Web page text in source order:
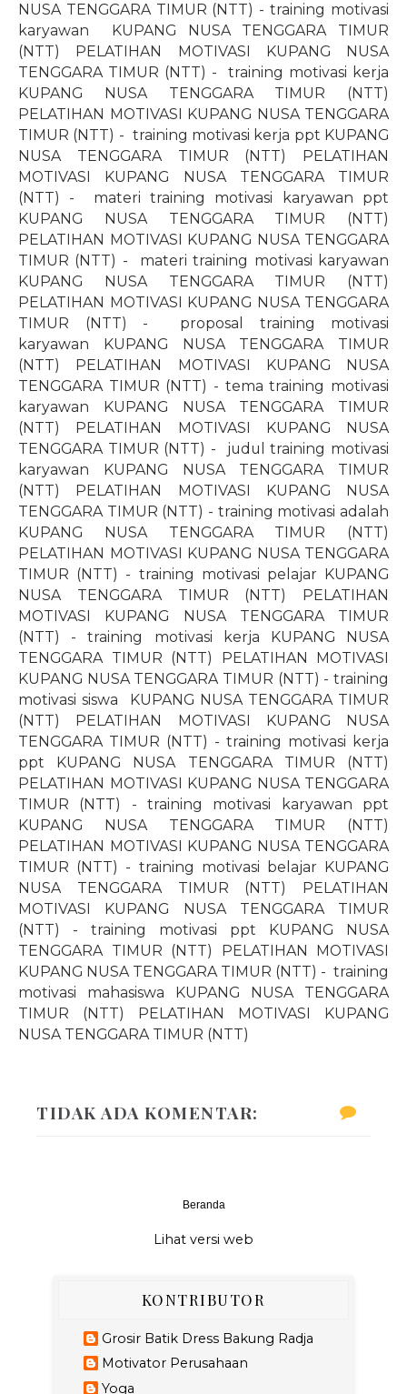
NUSA TENGGARA TIMUR (NTT) - training motivasi
karyawan
KUPANG NUSA TENGGARA TIMUR
(NTT) PELATIHAN MOTIVASI KUPANG NUSA
TENGGARA TIMUR (NTT) -
training motivasi kerja
KUPANG NUSA TENGGARA TIMUR (NTT)
PELATIHAN MOTIVASI KUPANG NUSA TENGGARA
TIMUR (NTT) - training motivasi kerja ppt KUPANG
NUSA TENGGARA TIMUR (NTT) PELATIHAN
MOTIVASI KUPANG NUSA TENGGARA TIMUR
(NTT) -
materi training motivasi karyawan ppt
KUPANG NUSA TENGGARA TIMUR (NTT)
PELATIHAN MOTIVASI KUPANG NUSA TENGGARA
TIMUR (NTT) -
materi training motivasi karyawan
KUPANG NUSA TENGGARA TIMUR (NTT)
PELATIHAN MOTIVASI KUPANG NUSA TENGGARA
TIMUR (NTT) -
proposal training motivasi
karyawan KUPANG NUSA TENGGARA TIMUR
(NTT) PELATIHAN MOTIVASI KUPANG NUSA
TENGGARA TIMUR (NTT) - tema training motivasi
karyawan KUPANG NUSA TENGGARA TIMUR
(NTT) PELATIHAN MOTIVASI KUPANG NUSA
TENGGARA TIMUR (NTT) -
judul training motivasi
karyawan KUPANG NUSA TENGGARA TIMUR
(NTT) PELATIHAN MOTIVASI KUPANG NUSA
TENGGARA TIMUR (NTT) - training motivasi adalah
KUPANG NUSA TENGGARA TIMUR (NTT)
PELATIHAN MOTIVASI KUPANG NUSA TENGGARA
TIMUR (NTT) - training motivasi pelajar KUPANG
NUSA TENGGARA TIMUR (NTT) PELATIHAN
MOTIVASI KUPANG NUSA TENGGARA TIMUR
(NTT) - training motivasi kerja KUPANG NUSA
TENGGARA TIMUR (NTT) PELATIHAN MOTIVASI
KUPANG NUSA TENGGARA TIMUR (NTT) - training
motivasi siswa
KUPANG NUSA TENGGARA TIMUR
(NTT) PELATIHAN MOTIVASI KUPANG NUSA
TENGGARA TIMUR (NTT) - training motivasi kerja
ppt KUPANG NUSA TENGGARA TIMUR (NTT)
PELATIHAN MOTIVASI KUPANG NUSA TENGGARA
TIMUR (NTT) - training motivasi karyawan ppt
KUPANG NUSA TENGGARA TIMUR (NTT)
PELATIHAN MOTIVASI KUPANG NUSA TENGGARA
TIMUR (NTT) - training motivasi belajar KUPANG
NUSA TENGGARA TIMUR (NTT) PELATIHAN
MOTIVASI KUPANG NUSA TENGGARA TIMUR
(NTT) - training motivasi ppt KUPANG NUSA
TENGGARA TIMUR (NTT) PELATIHAN MOTIVASI
KUPANG NUSA TENGGARA TIMUR (NTT) - training
motivasi mahasiswa KUPANG NUSA TENGGARA
TIMUR (NTT) PELATIHAN MOTIVASI KUPANG
NUSA TENGGARA TIMUR (NTT)
TIDAK ADA KOMENTAR:
Beranda
Lihat versi web
KONTRIBUTOR
Grosir Batik Dress Bakung Radja
Motivator Perusahaan
Yoga